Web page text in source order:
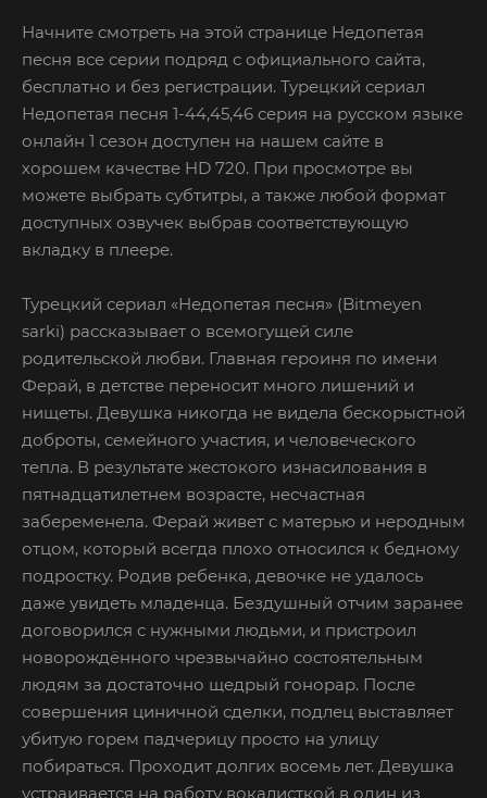
Начните смотреть на этой странице Недопетая
песня все серии подряд с официального сайта,
бесплатно и без регистрации. Турецкий сериал
Недопетая песня 1-44,45,46 серия на русском языке
онлайн 1 сезон доступен на нашем сайте в
хорошем качестве HD 720. При просмотре вы
можете выбрать субтитры, а также любой формат
доступных озвучек выбрав соответствующую
вкладку в плеере.
Турецкий сериал «Недопетая песня» (Bitmeyen
sarki) рассказывает о всемогущей силе
родительской любви. Главная героиня по имени
Ферай, в детстве переносит много лишений и
нищеты. Девушка никогда не видела бескорыстной
доброты, семейного участия, и человеческого
тепла. В результате жестокого изнасилования в
пятнадцатилетнем возрасте, несчастная
забеременела. Ферай живет с матерью и неродным
отцом, который всегда плохо относился к бедному
подростку. Родив ребенка, девочке не удалось
даже увидеть младенца. Бездушный отчим заранее
договорился с нужными людьми, и пристроил
новорождённого чрезвычайно состоятельным
людям за достаточно щедрый гонорар. После
совершения циничной сделки, подлец выставляет
убитую горем падчерицу просто на улицу
побираться. Проходит долгих восемь лет. Девушка
устраивается на работу вокалисткой в один из